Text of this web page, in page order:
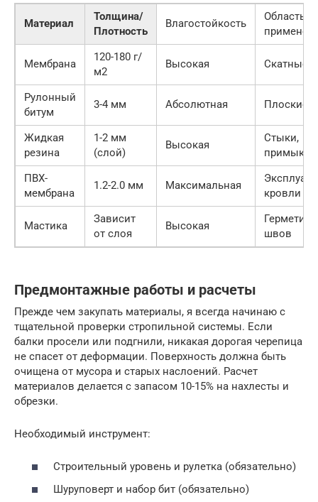
Материал
Толщина/
Плотность
Влагостойкость
Область
Мембрана
120-180 г/
м2
Высокая Скатные
Рулонный
битум
3-4 мм Абсолютная Плоские
Жидкая
резина
1-2 мм
(слой)
Высокая
Стыки,
ПВХ-
мембрана
1.2-2.0 мм Максимальная
кровли
Мастика
Зависит
от слоя
Высокая
швов
Предмонтажные работы и расчеты
Прежде чем закупать материалы, я всегда начинаю с
тщательной проверки стропильной системы. Если
балки просели или подгнили, никакая дорогая черепица
не спасет от деформации. Поверхность должна быть
очищена от мусора и старых наслоений. Расчет
материалов делается с запасом 10-15% на нахлесты и
обрезки.
Необходимый инструмент:
Строительный уровень и рулетка (обязательно)
Шуруповерт и набор бит (обязательно)